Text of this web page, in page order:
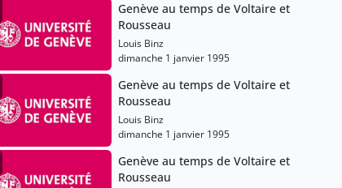
Genève au temps de Voltaire et
Rousseau
Louis Binz
dimanche 1 janvier 1995
Genève au temps de Voltaire et
Rousseau
Louis Binz
dimanche 1 janvier 1995
Genève au temps de Voltaire et
Rousseau